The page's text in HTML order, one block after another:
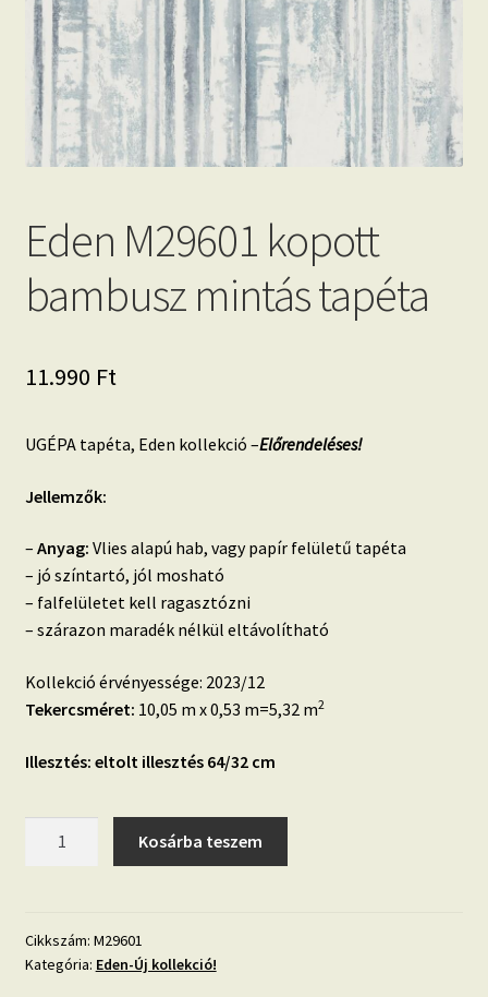
Eden M29601 kopott
bambusz mintás tapéta
11.990 Ft
UGÉPA tapéta, Eden kollekció –Előrendeléses!
Jellemzők:
– Anyag: Vlies alapú hab, vagy papír felületű tapéta
– jó színtartó, jól mosható
– falfelületet kell ragasztózni
– szárazon maradék nélkül eltávolítható
Kollekció érvényessége: 2023/12
Tekercsméret: 10,05 m x 0,53 m=5,32 m2
Illesztés: eltolt illesztés 64/32 cm
mintás
tapéta
Kosárba teszem
Cikkszám: M29601
Kategória: Eden-Új kollekció!